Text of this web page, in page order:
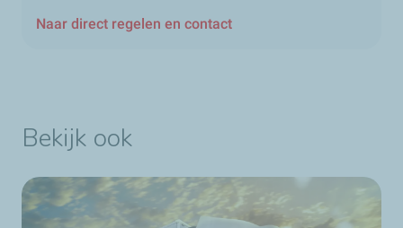
Naar direct regelen en contact
Bekijk ook